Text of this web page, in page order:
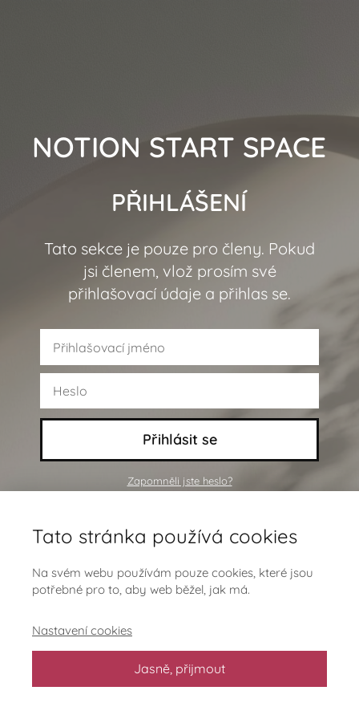
NOTION START SPACE
PŘIHLÁŠENÍ
Tato sekce je pouze pro členy. Pokud
jsi členem, vlož prosím své
přihlašovací údaje a přihlas se.
Přihlásit se
Zapomněli jste heslo?
Ještě nejsi členem a chceš se
přidat?
Tato stránka používá cookies
Na svém webu používám pouze cookies, které jsou
potřebné pro to, aby web běžel, jak má.
Nastavení cookies
Jasně, přijmout